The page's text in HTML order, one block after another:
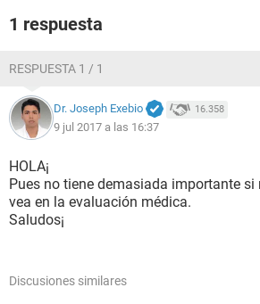
1 respuesta
RESPUESTA 1 / 1
Dr. Joseph Exebio 16.358
9 jul 2017 a las 16:37
HOLA¡
Pues no tiene demasiada importante si
vea en la evaluación médica.
Saludos¡
Discusiones similares